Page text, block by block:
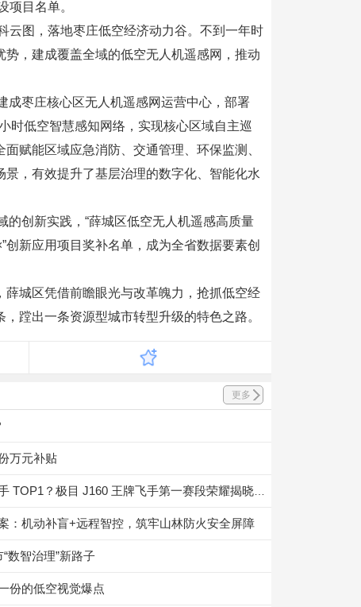
项目名单。
云图，落地枣庄低空经济动力谷。不到一年时
，建成覆盖全域的低空无人机遥感网，推动
成枣庄核心区无人机遥感网运营中心，部署
时低空智慧感知网络，实现核心区域自主巡
赋能区域应急消防、交通管理、环保监测、
，有效提升了基层治理的数字化、智能化水
的创新实践，“薛城区低空无人机遥感高质量
创新应用项目奖补名单，成为全省数据要素创
薛城区凭借前瞻眼光与改革魄力，抢抓低空经
蹚出一条资源型城市转型升级的特色之路。
更多
万元补贴
：机动补盲+远程智控，筑牢山林防火安全屏障
数智治理”新路子
份的低空视觉爆点